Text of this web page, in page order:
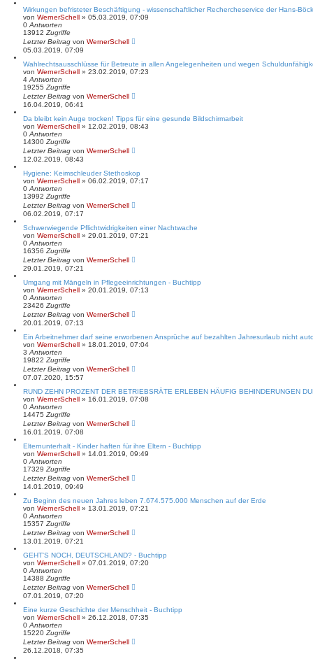
Wirkungen befristeter Beschäftigung - wissenschaftlicher Rechercheservice der Hans-
von WernerSchell » 05.03.2019, 07:09
0 Antworten
13912 Zugriffe
Letzter Beitrag von WernerSchell
05.03.2019, 07:09
Wahlrechtsausschlüsse für Betreute in allen Angelegenheiten und wegen
von WernerSchell » 23.02.2019, 07:23
4 Antworten
19255 Zugriffe
Letzter Beitrag von WernerSchell
16.04.2019, 06:41
Da bleibt kein Auge trocken! Tipps für eine gesunde Bildschirmarbeit
von WernerSchell » 12.02.2019, 08:43
0 Antworten
14300 Zugriffe
Letzter Beitrag von WernerSchell
12.02.2019, 08:43
Hygiene: Keimschleuder Stethoskop
von WernerSchell » 06.02.2019, 07:17
0 Antworten
13992 Zugriffe
Letzter Beitrag von WernerSchell
06.02.2019, 07:17
Schwerwiegende Pflichtwidrigkeiten einer Nachtwache
von WernerSchell » 29.01.2019, 07:21
0 Antworten
16356 Zugriffe
Letzter Beitrag von WernerSchell
29.01.2019, 07:21
Umgang mit Mängeln in Pflegeeinrichtungen - Buchtipp
von WernerSchell » 20.01.2019, 07:13
0 Antworten
23426 Zugriffe
Letzter Beitrag von WernerSchell
20.01.2019, 07:13
Ein Arbeitnehmer darf seine erworbenen Ansprüche auf bezahlten Jahresurlaub nicht
von WernerSchell » 18.01.2019, 07:04
3 Antworten
19822 Zugriffe
Letzter Beitrag von WernerSchell
07.07.2020, 15:57
RUND ZEHN PROZENT DER BETRIEBSRÄTE ERLEBEN HÄUFIG BEHINDERUNGEN
von WernerSchell » 16.01.2019, 07:08
0 Antworten
14475 Zugriffe
Letzter Beitrag von WernerSchell
16.01.2019, 07:08
Elternunterhalt - Kinder haften für ihre Eltern - Buchtipp
von WernerSchell » 14.01.2019, 09:49
0 Antworten
17329 Zugriffe
Letzter Beitrag von WernerSchell
14.01.2019, 09:49
Zu Beginn des neuen Jahres leben 7.674.575.000 Menschen auf der Erde
von WernerSchell » 13.01.2019, 07:21
0 Antworten
15357 Zugriffe
Letzter Beitrag von WernerSchell
13.01.2019, 07:21
GEHT'S NOCH, DEUTSCHLAND? - Buchtipp
von WernerSchell » 07.01.2019, 07:20
0 Antworten
14388 Zugriffe
Letzter Beitrag von WernerSchell
07.01.2019, 07:20
Eine kurze Geschichte der Menschheit - Buchtipp
von WernerSchell » 26.12.2018, 07:35
0 Antworten
15220 Zugriffe
Letzter Beitrag von WernerSchell
26.12.2018, 07:35